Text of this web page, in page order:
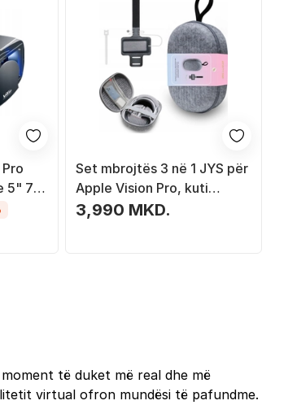
5" 7",
Set mbrojtës 3 në 1 JYS për
Apple Vision Pro, kuti
transporti, rrip krahu dhe
3,990 MKD.
të duket më real dhe më
virtual ofron mundësi të pafundme.